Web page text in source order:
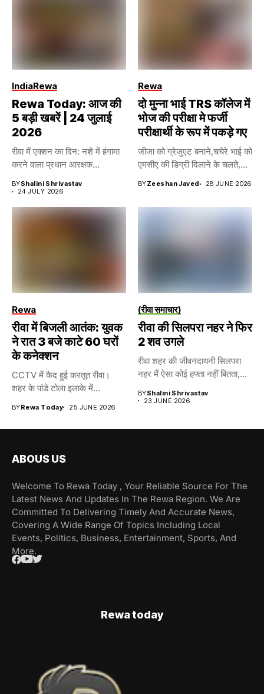
IndiaRewa
Rewa Today: आज की
5 बड़ी खबरें | 24 जुलाई
2026
रीवा में एक्शन का दिन: नशे में हंगामा
करने वाला प्रधान आरक्षक...
BYShalini Shrivastav
24 JULY 2026
Rewa
दो मुन्ना भाई TRS कॉलेज में
भोज की परीक्षा मे फर्जी
परीक्षार्थी के रूप में पकड़े गए
जीजा को ग्रेजुएट बनाने,चचेरे भाई को
एमसीए की डिग्री दिलाने के चलते,...
BYZeeshan Javed 28 JUNE 2026
Rewa
रीवा में बिजली आतंक: युवक
ने रात 3 बजे काटे 60 घरों
के कनेक्शन
CCTV में कैद हुई करतूत रीवा।
शहर के पांडे टोला इलाके में...
BYRewa Today 25 JUNE 2026
(रीवा समाचार)
रीवा की सिलपरा नहर ने फिर
2 शव उगले
रीवा शहर की जीवनदायनी सिलपरा
नहर मैं ऐसा कोई हफ्ता नहीं बितता,...
BYShalini Shrivastav
23 JUNE 2026
ABOUS US
Welcome To Rewa Today , Your Reliable Source For The
Latest News And Updates In The Rewa Region. We Are
Committed To Delivering Timely And Accurate News,
Covering A Wide Range Of Topics Including Local
Events, Politics, Business, Entertainment, Sports, And
More.
Rewa today